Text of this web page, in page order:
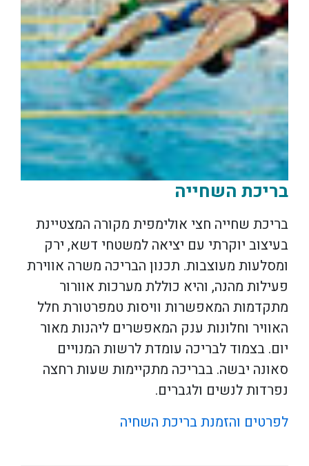
בריכת השחייה
בריכת שחייה חצי אולימפית מקורה המצטיינת
בעיצוב יוקרתי עם יציאה למשטחי דשא, ירק
ומסלעות מעוצבות. תכנון הבריכה משרה אווירת
פעילות מהנה, והיא כוללת מערכות אוורור
מתקדמות המאפשרות וויסות טמפרטורת חלל
האוויר וחלונות ענק המאפשרים ליהנות מאור
יום. בצמוד לבריכה עומדת לרשות המנויים
סאונה יבשה. בבריכה מתקיימות שעות רחצה
נפרדות לנשים ולגברים.
לפרטים והזמנת בריכת השחיה